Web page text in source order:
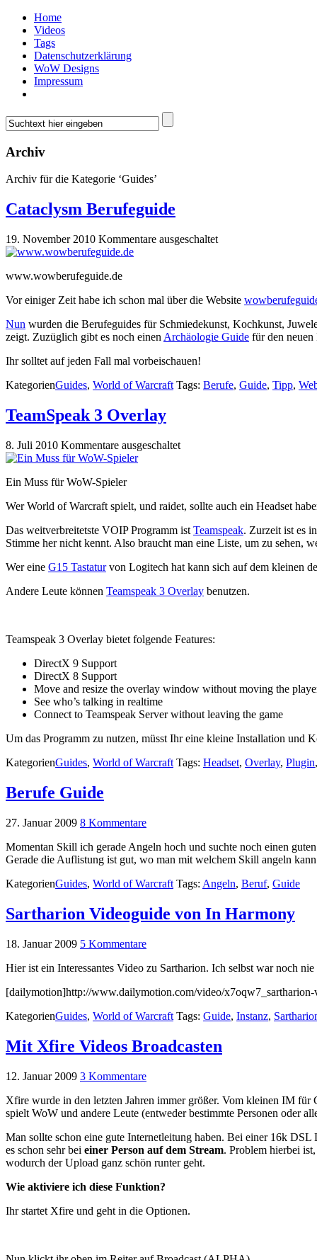
Home
Videos
Tags
Datenschutzerklärung
WoW Designs
Impressum
Archiv
Archiv für die Kategorie ‘Guides’
Cataclysm Berufeguide
19. November 2010 Kommentare ausgeschaltet
www.wowberufeguide.de
Vor einiger Zeit habe ich schon mal über die Website
Nun wurden die Berufeguides für Schmiedekunst, Kochkunst,
zeigt. Zuzüglich gibt es noch einen Archäologie Guide für den
Ihr solltet auf jeden Fall mal vorbeischauen!
KategorienGuides, World of Warcraft Tags: Berufe, Guide, Tipp,
TeamSpeak 3 Overlay
8. Juli 2010 Kommentare ausgeschaltet
Ein Muss für WoW-Spieler
Wer World of Warcraft spielt, und raidet, sollte auch ein Headset
Das weitverbreitetste VOIP Programm ist Teamspeak. Zurzeit ist es
Stimme her nicht kennt. Also braucht man eine Liste, um zu sehen,
Wer eine G15 Tastaturvon Logitech hat kann sich auf dem kleinen
Andere Leute können Teamspeak 3 Overlay benutzen.
Teamspeak 3 Overlay bietet folgende Features:
DirectX 9 Support
DirectX 8 Support
Move and resize the overlay window without moving the
See who’s talking in realtime
Connect to Teamspeak Server without leaving the game
Um das Programm zu nutzen, müsst Ihr eine kleine Installation
KategorienGuides, World of Warcraft Tags: Headset, Overlay, Plugin
Berufe Guide
27. Januar 2009 8 Kommentare
Momentan Skill ich gerade Angeln hoch und suchte noch einen
Gerade die Auflistung ist gut, wo man mit welchem Skill angeln
KategorienGuides, World of Warcraft Tags: Angeln, Beruf, Guide
Sartharion Videoguide von In Harmony
18. Januar 2009 5 Kommentare
Hier ist ein Interessantes Video zu Sartharion. Ich selbst war noch
[dailymotion]http://www.dailymotion.com/video/
KategorienGuides, World of Warcraft Tags: Guide, Instanz,
Mit Xfire Videos Broadcasten
12. Januar 2009 3 Kommentare
Xfire wurde in den letzten Jahren immer größer. Vom kleinen IM für
spielt WoW und andere Leute (entweder bestimmte Personen oder
Man sollte schon eine gute Internetleitung haben. Bei einer 16k
es schon sehr bei einer Person auf dem Stream. Problem hierbei
wodurch der Upload ganz schön runter geht.
Wie aktiviere ich diese Funktion?
Ihr startet Xfire und geht in die Optionen.